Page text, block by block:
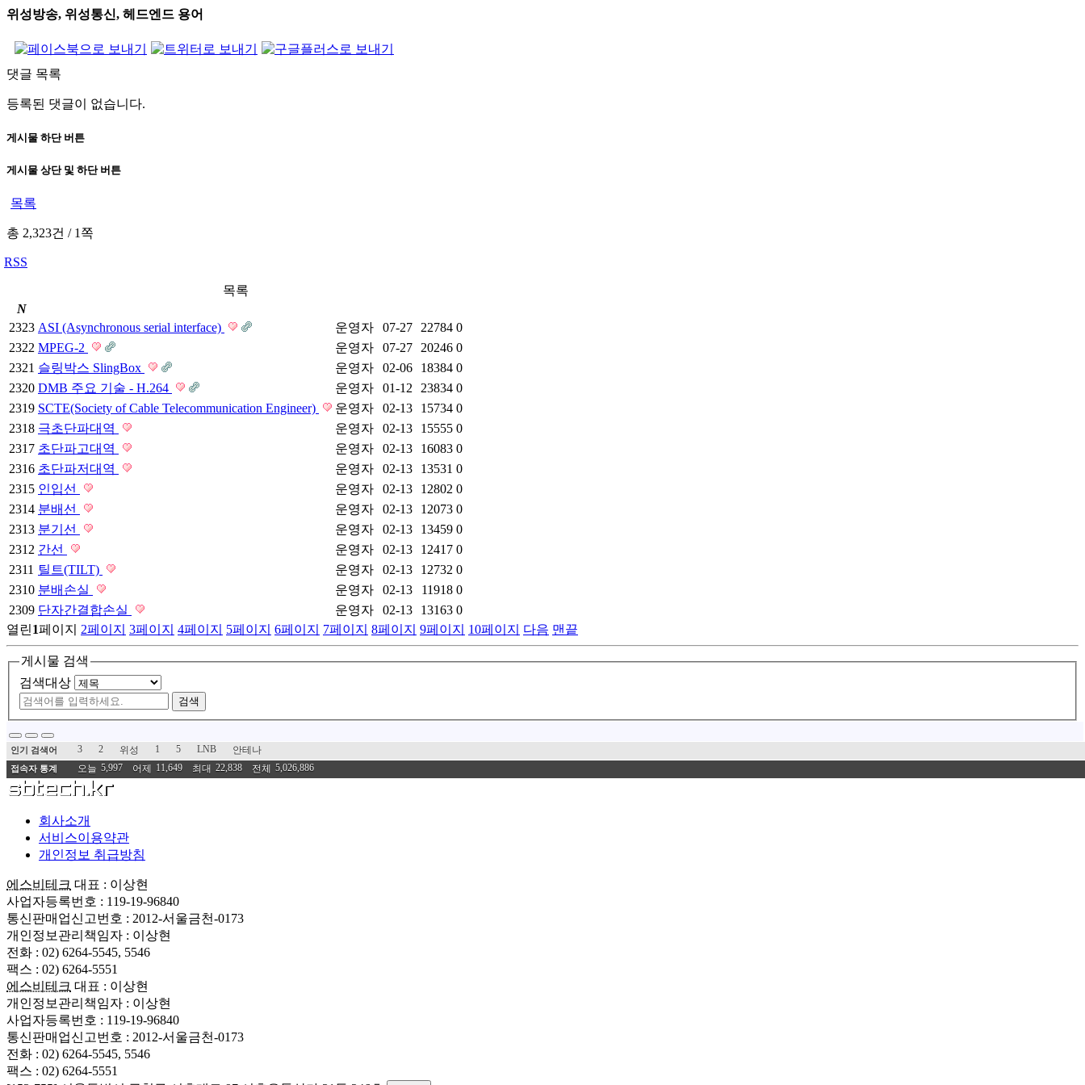
위성방송, 위성통신, 헤드엔드 용어
댓글 목록
등록된 댓글이 없습니다.
게시물 하단 버튼
게시물 상단 및 하단 버튼
목록
총 2,323건 /1쪽
RSS
목록
N
2323 ASI (Asynchronous serial interface) 운영자 07-27 22784 0
2322 MPEG-2 운영자 07-27 20246 0
2321 슬링박스 SlingBox 운영자 02-06 18384 0
2320 DMB 주요 기술 - H.264 운영자 01-12 23834 0
2319 SCTE(Society of Cable Telecommunication Engineer) 운영자 02-13 15734 0
2318 극초단파대역 운영자 02-13 15555 0
2317 초단파고대역 운영자 02-13 16083 0
2316 초단파저대역 운영자 02-13 13531 0
2315 인입선 운영자 02-13 12802 0
2314 분배선 운영자 02-13 12073 0
2313 분기선 운영자 02-13 13459 0
2312 간선 운영자 02-13 12417 0
2311 틸트(TILT) 운영자 02-13 12732 0
2310 분배손실 운영자 02-13 11918 0
2309 단자간결합손실 운영자 02-13 13163 0
열린1페이지 2페이지 3페이지 4페이지 5페이지 6페이지 7페이지 8페이지 9페이지 10페이지 다음 맨끝
게시물 검색
검색대상
검색
인기 검색어 3 2 위성 1 5 LNB 안테나
접속자 통계 오늘 5,997 어제 11,649 최대 22,838 전체 5,026,886
회사소개
서비스이용약관
개인정보 취급방침
에스비테크 대표 : 이상현
사업자등록번호 : 119-19-96840
통신판매업신고번호 : 2012-서울금천-0173
개인정보관리책임자 : 이상현
전화 : 02) 6264-5545, 5546
팩스 : 02) 6264-5551
에스비테크 대표 : 이상현
개인정보관리책임자 : 이상현
사업자등록번호 : 119-19-96840
통신판매업신고번호 : 2012-서울금천-0173
전화 : 02) 6264-5545, 5546
팩스 : 02) 6264-5551